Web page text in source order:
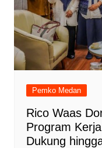
Pemko Medan
Rico Waas
Program
Dukung